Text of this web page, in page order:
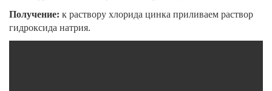
Получение: к раствору хлорида цинка приливаем раствор
гидроксида натрия.